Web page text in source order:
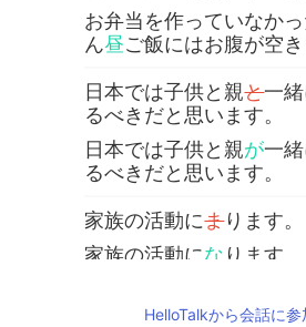
お弁当を作っていなか
ん昼ご飯にはお腹が空き
日本では子供と親と一
るべきだと思います。
日本では子供と親が一
るべきだと思います。
家族の活動にまります。
家族の活動にな ります。
Joseph Findlay
HelloTalkから会話に参